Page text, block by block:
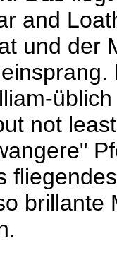
and
und der
not
brillante